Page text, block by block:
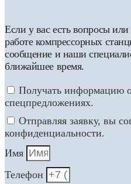
Если у вас есть вопросы
работе компрессорных
сообщение и наши
ближайшее время.
Получать информацию
спецпредложениях.
Отправляя заявку, вы
конфиденциальности.
Имя
Телефон